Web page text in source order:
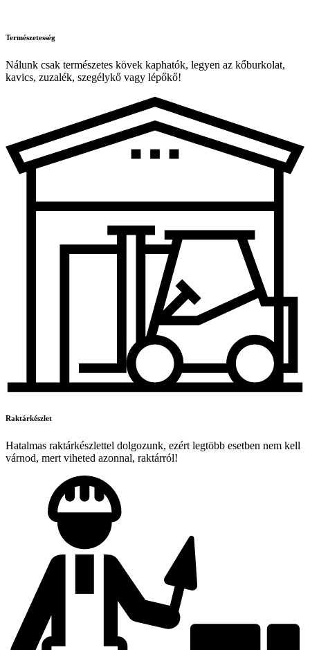
Természetesség
Nálunk csak természetes kövek kaphatók, legyen az kőburkolat,
kavics, zuzalék, szegélykő vagy lépőkő!
Raktárkészlet
Hatalmas raktárkészlettel dolgozunk, ezért legtöbb esetben nem kell
várnod, mert viheted azonnal, raktárról!